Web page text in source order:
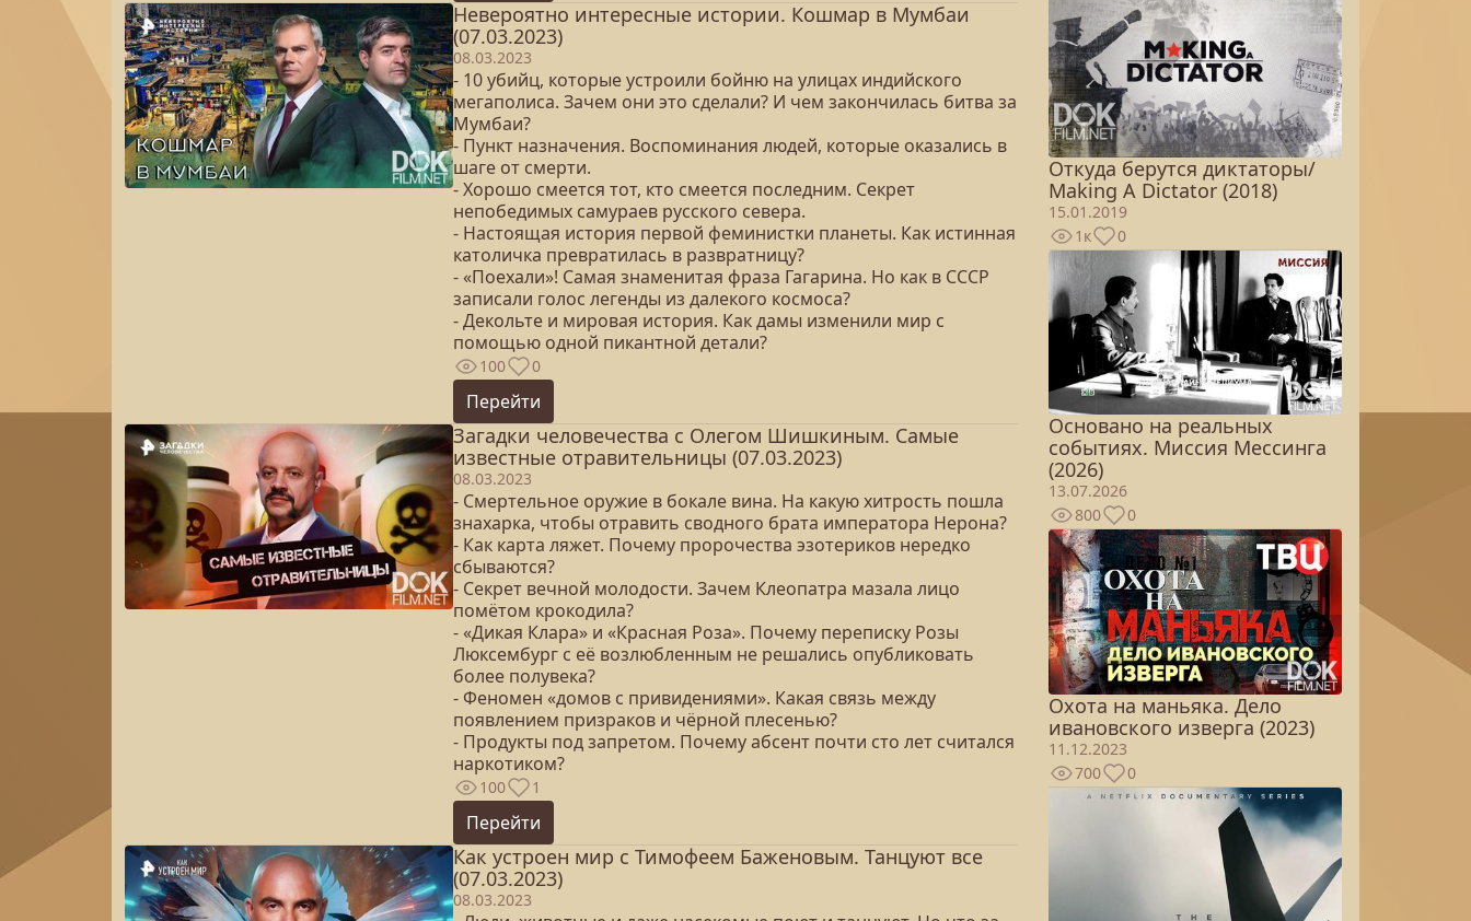
Невероятно интересные истории. Кошмар в Мумбаи
(07.03.2023)
08.03.2023
- 10 убийц, которые устроили бойню на улицах индийского
мегаполиса. Зачем они это сделали? И чем закончилась битва за
Мумбаи?
- Пункт назначения. Воспоминания людей, которые оказались в
шаге от смерти.
- Хорошо смеется тот, кто смеется последним. Секрет
непобедимых самураев русского севера.
- Настоящая история первой феминистки планеты. Как истинная
католичка превратилась в развратницу?
- «Поехали»! Самая знаменитая фраза Гагарина. Но как в СССР
записали голос легенды из далекого космоса?
- Декольте и мировая история. Как дамы изменили мир с
помощью одной пикантной детали?
100 0
Перейти
Загадки человечества с Олегом Шишкиным. Самые
известные отравительницы (07.03.2023)
08.03.2023
- Смертельное оружие в бокале вина. На какую хитрость пошла
знахарка, чтобы отравить сводного брата императора Нерона?
- Как карта ляжет. Почему пророчества эзотериков нередко
сбываются?
- Секрет вечной молодости. Зачем Клеопатра мазала лицо
помётом крокодила?
- «Дикая Клара» и «Красная Роза». Почему переписку Розы
Люксембург с её возлюбленным не решались опубликовать
более полувека?
- Феномен «домов с привидениями». Какая связь между
появлением призраков и чёрной плесенью?
- Продукты под запретом. Почему абсент почти сто лет считался
наркотиком?
100 1
Перейти
Как устроен мир с Тимофеем Баженовым. Танцуют все
(07.03.2023)
08.03.2023
Откуда берутся диктаторы/
Making A Dictator (2018)
15.01.2019
1к
0
Основано на реальных
событиях. Миссия Мессинга
(2026)
13.07.2026
800
0
Охота на маньяка. Дело
ивановского изверга (2023)
11.12.2023
700
0